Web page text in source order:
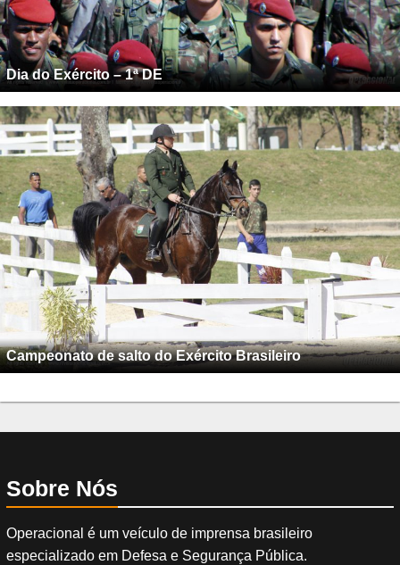
Dia do Exército – 1ª DE
Campeonato de salto do Exército Brasileiro
Sobre Nós
Operacional é um veículo de imprensa brasileiro
especializado em Defesa e Segurança Pública.